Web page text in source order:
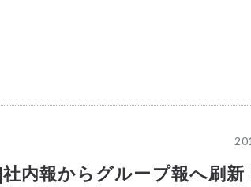
内報からグループ報へ刷